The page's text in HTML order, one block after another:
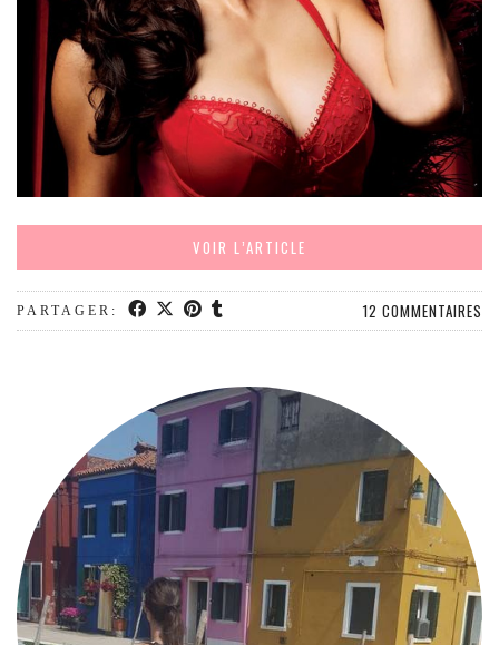
ARTICLES PRATIQUES
YOGA
MON PROGRAMME DE YOGA EN LIGNE
AUTRES CATÉGORIES
MODE
BEAUTÉ
DIVERSES BOX
DIY
LIFESTYLE
ME CONTACTER
PARUTIONS ET PARTENARIATS
VOIR L’ARTICLE
PARTAGER: 12 COMMENTAIRES